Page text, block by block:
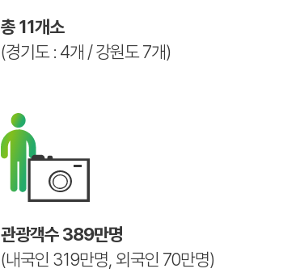
총 11개소
(경기도 : 4개 / 강원도 7개)
관광객수 389만명
(내국인 319만명, 외국인 70만명)